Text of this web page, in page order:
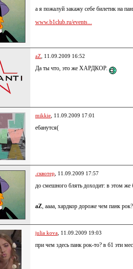
а я пожалуй закажу себе билетик на
www.b1club.ru/events...
aZ , 11.09.2009 16:52
Да ты что, это же ХАРДКОР.
mikkie , 11.09.2009 17:01
ебанутся(
.сквотер , 11.09.2009 17:57
до смешного блять доходит: в этом же
aZ, аааа, хардкор дороже чем панк
julia kova , 11.09.2009 19:03
при чем здесь панк рок-то? в б1 эти